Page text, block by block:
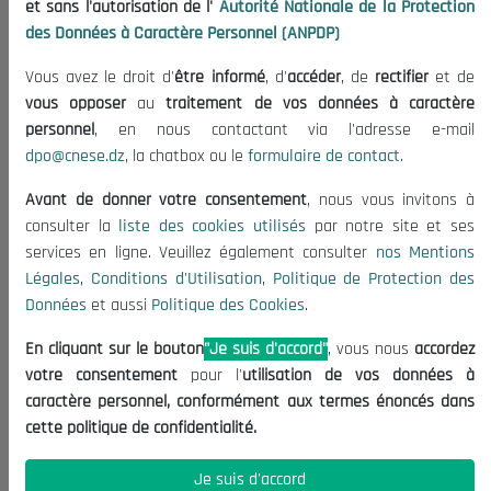
Organisation
Publications
Informations utiles
Appels d'offres et Consultations
Mentions Légales
Conditions d'Utilisation
Politique de Protection des Données
Politique des Cookies
Nous Contacter
(+213) 021 98 01 00|01|02
contact@cnese.dz
Suggestions ou Initiatives ?
Newsletter
dernières nouvelles.
et sans l'autorisation de l' Autorité Nationale de la Protection
des Données à Caractère Personnel (ANPDP)
Vous avez le droit d'être informé, d'accéder, de rectifieret de
vous opposerautraitement de vos données à caractère
personnel, en nous contactant via l'adresse e-mail
dpo@cnese.dz, la chatbox ou le formulaire de contact.
Avant de donner votre consentement, nous vous invitons à
consulter la liste des cookies utilisés par notre site et ses
services en ligne. Veuillez également consulter nos Mentions
Légales, Conditions d'Utilisation, Politique de Protection des
Données et aussi Politique des Cookies.
En cliquant sur le bouton"Je suis d'accord", vous nous accordez
votre consentement pour l'utilisation de vos données à
caractère personnel, conformément aux termes énoncés dans
cette politique de confidentialité.
Je suis d'accord